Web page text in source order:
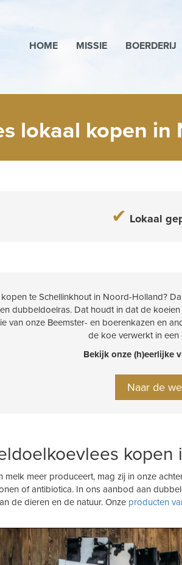
HOME MISSIE BOERDERIJ
lokaal kopen in
✔ Lokaal
te Schellinkhout in Noord-Holland?
dubbeldoelras. Dat houdt in dat de
van onze Beemster- en boerenkazen en
de koe verwerkt in
Bekijk onze (h)eerlijke
Naar de
kopen
meer produceert, mag zij in onze
of antibiotica. In ons aanbod aan
de dieren en de natuur. Onze producten